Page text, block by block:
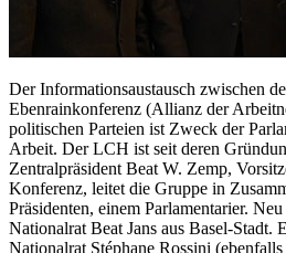
Der Informationsaustausch zwischen
Ebenrainkonferenz (Allianz der
politischen Parteien ist Zweck der
Arbeit. Der LCH ist seit deren
Zentralpräsident Beat W. Zemp,
Konferenz, leitet die Gruppe in
Präsidenten, einem Parlamentarier.
Nationalrat Beat Jans aus Basel-Stadt.
Nationalrat Stéphane Rossini